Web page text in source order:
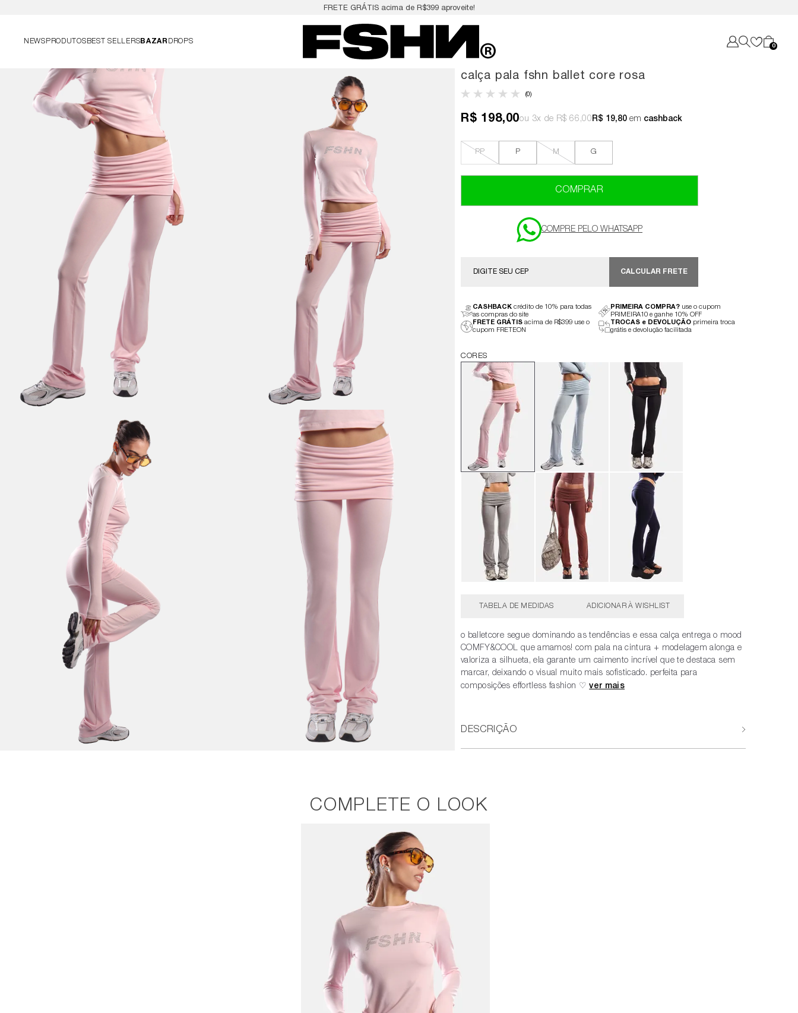
FRETE GRÁTIS acima de R$399 aproveite!
NEWSPRODUTOSBEST SELLERSBAZARDROPS
0
calça pala fshn ballet core rosa
(0)
R$ 198,00 3x R$ 66,00 R$ 19,80 em cashback
PP P M G
COMPRAR
CALCULAR FRETE
CASHBACK crédito de 10% para todas
as compras do site
PRIMEIRA COMPRA? use o cupom
PRIMEIRA10 e ganhe 10% OFF
FRETE GRÁTIS acima de R$399 use o
cupom FRETEON
TROCAS e DEVOLUÇÃO primeira troca
grátis e devolução facilitada
TABELA DE MEDIDAS
o balletcore segue dominando as tendências e essa calça entrega o mood
COMFY&COOL que amamos! com pala na cintura + modelagem alonga e
valoriza a silhueta, ela garante um caimento incrível que te destaca sem
marcar, deixando o visual muito mais sofisticado. perfeita para
composições effortless fashion ♡
DESCRIÇÃO
COMPLETE O LOOK